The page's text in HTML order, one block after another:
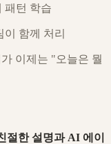
패턴 학습
함께 처리
이제는 "오늘은 뭘
절한 설명과 AI 에이